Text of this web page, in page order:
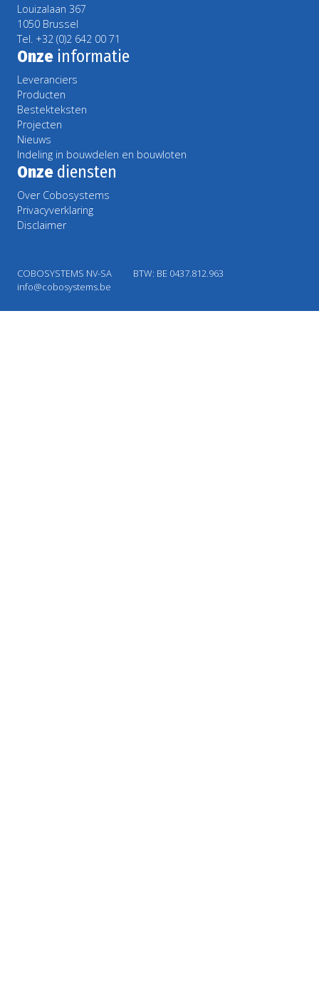
Louizalaan 367
1050 Brussel
Tel. +32 (0)2 642 00 71
Onze informatie
Leveranciers
Producten
Bestekteksten
Projecten
Nieuws
Indeling in bouwdelen en bouwloten
Onze diensten
Over Cobosystems
Privacyverklaring
Disclaimer
COBOSYSTEMS NV-SA
BTW: BE 0437.812.963
info@cobosystems.be